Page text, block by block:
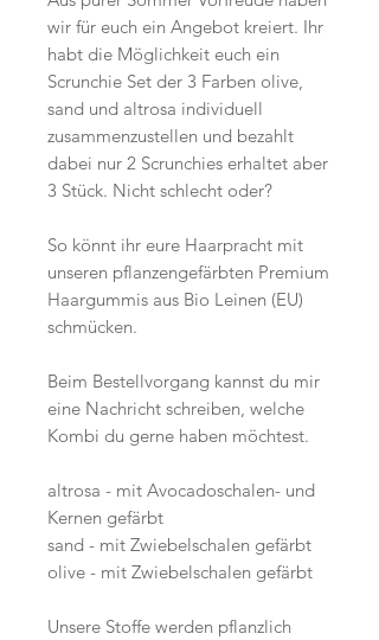
wir für euch ein Angebot kreiert. Ihr
habt die Möglichkeit euch ein
Scrunchie Set der 3 Farben olive,
sand und altrosa individuell
zusammenzustellen und bezahlt
dabei nur 2 Scrunchies erhaltet aber
3 Stück. Nicht schlecht oder?
So könnt ihr eure Haarpracht mit
unseren pflanzengefärbten Premium
Haargummis aus Bio Leinen (EU)
schmücken.
Beim Bestellvorgang kannst du mir
eine Nachricht schreiben, welche
Kombi du gerne haben möchtest.
altrosa - mit Avocadoschalen- und
Kernen gefärbt
sand - mit Zwiebelschalen gefärbt
olive - mit Zwiebelschalen gefärbt
Unsere Stoffe werden pflanzlich